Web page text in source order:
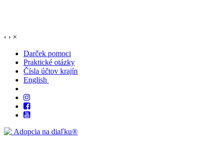
‹ › ×
Darček pomoci
Praktické otázky
Čísla účtov krajín
English